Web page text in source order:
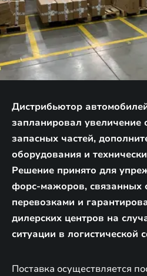
Дистрибьютор
запланировал увеличение
запасных частей,
оборудования и
Решение принято для
форс-мажоров, связанных
перевозками и
дилерских центров на
ситуации в логистической
Поставка осуществляется